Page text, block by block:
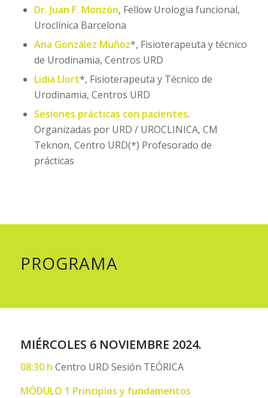
Dr. Juan F. Monzón, Fellow Urologia funcional,
Uroclínica Barcelona
Ana González Muñoz*, Fisioterapeuta y técnico
de Urodinamia, Centros URD
Lidia Llort*, Fisioterapeuta y Técnico de
Urodinamia, Centros URD
Sesiones prácticas con pacientes.
Organizadas por URD / UROCLINICA, CM
Teknon, Centro URD(*) Profesorado de
prácticas
PROGRAMA
MIÉRCOLES 6 NOVIEMBRE 2024.
08:30 h Centro URD Sesión TEÓRICA
MÓDULO 1 Principios y fundamentos